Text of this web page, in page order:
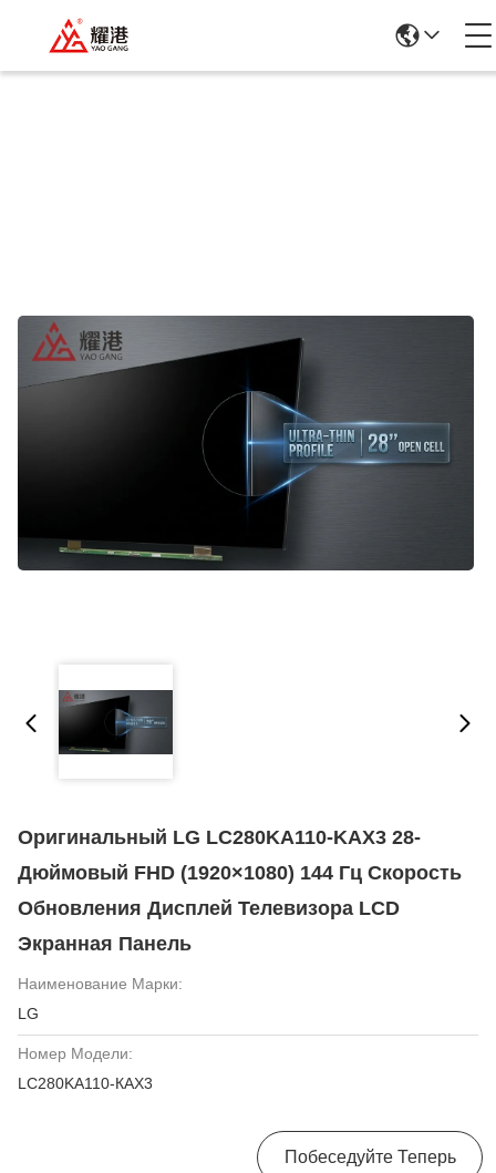
Оригинальный LG LC280KA110-KAX3 28-
Дюймовый FHD (1920×1080) 144 Гц Скорость
Обновления Дисплей Телевизора LCD
Экранная Панель
Наименование Марки:
LG
Номер Модели:
LC280KA110-КАХ3
Побеседуйте Теперь